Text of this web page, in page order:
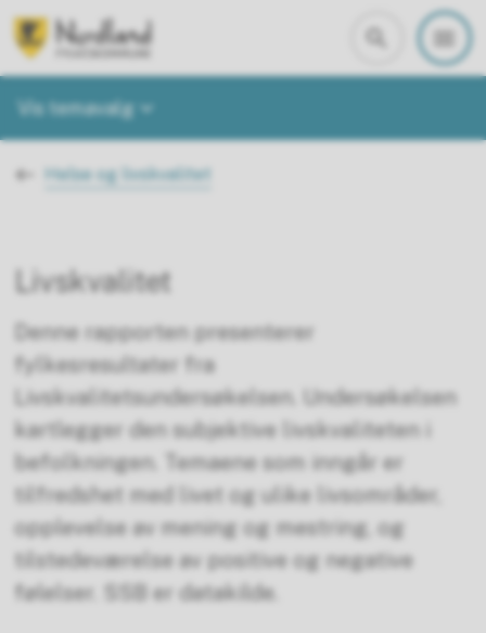
Nordland i tall
Vis temavalg
Du er her:
Helse og livskvalitet
Livskvalitet
Denne rapporten presenterer
fylkesresultater fra
Livskvalitetsundersøkelsen. Undersøkelsen
kartlegger den subjektive livskvaliteten i
befolkningen. Temaene som inngår er
tilfredshet med livet og ulike livsområder,
opplevelse av mening og mestring, og
tilstedeværelse av positive og negative
følelser. SSB er datakilde.